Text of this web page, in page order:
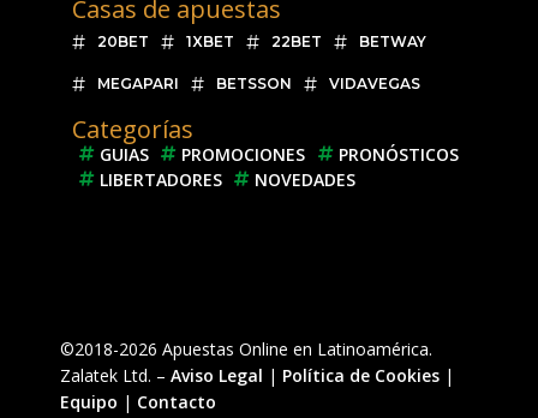
Casas de apuestas
20BET 1XBET 22BET BETWAY
MEGAPARI BETSSON VIDAVEGAS
Categorías
GUIAS PROMOCIONES
PRONÓSTICOS
LIBERTADORES
NOVEDADES
©2018-2026 Apuestas Online en Latinoamérica.
Zalatek Ltd. – Aviso Legal | Política de Cookies |
Equipo | Contacto